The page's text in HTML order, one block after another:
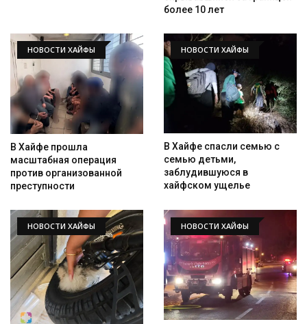
Искать
более 10 лет
НОВОСТИ ХАЙФЫ
В Хайфе прошла
масштабная операция
против организованной
преступности
НОВОСТИ ХАЙФЫ
В Хайфе спасли семью с
семью детьми,
заблудившуюся в
хайфском ущелье
НОВОСТИ ХАЙФЫ НОВОСТИ ХАЙФЫ